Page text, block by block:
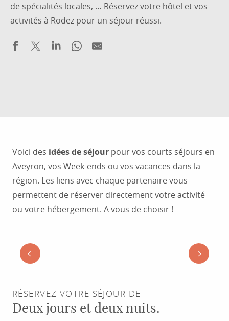
de spécialités locales, … Réservez votre hôtel et vos
activités à Rodez pour un séjour réussi.
Voici des idées de séjour pour vos courts séjours en
Aveyron, vos Week-ends ou vos vacances dans la
région. Les liens avec chaque partenaire vous
permettent de réserver directement votre activité
ou votre hébergement. A vous de choisir !
RÉSERVEZ VOTRE SÉJOUR DE
Deux jours et deux nuits.